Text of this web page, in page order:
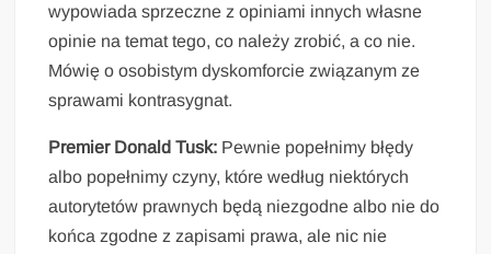
wypowiada sprzeczne z opiniami innych własne
opinie na temat tego, co należy zrobić, a co nie.
Mówię o osobistym dyskomforcie związanym ze
sprawami kontrasygnat.
Premier Donald Tusk: Pewnie popełnimy błędy
albo popełnimy czyny, które według niektórych
autorytetów prawnych będą niezgodne albo nie do
końca zgodne z zapisami prawa, ale nic nie